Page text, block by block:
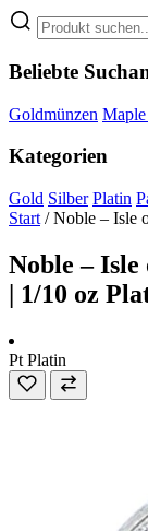
Beliebte
Goldmünzen
Kategorien
Gold Silber Platin
Start / Noble – Isle
Noble –
| 1/10 oz
Pt Platin